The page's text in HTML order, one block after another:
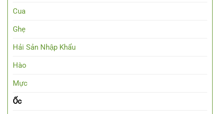
Cua
Ghẹ
Hải Sản Nhập Khẩu
Hào
Mực
Ốc